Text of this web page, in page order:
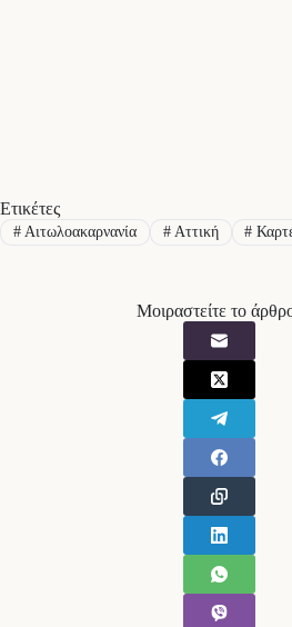
Ετικέτες
#Αιτωλοακαρνανία #Αττική #
Μοιραστείτε το